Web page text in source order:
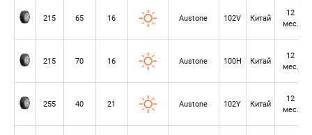
215 65 16 Austone 102V Китай
12
мес.
215 70 16 Austone 100H Китай
12
мес.
255 40 21 Austone 102Y Китай
12
мес.